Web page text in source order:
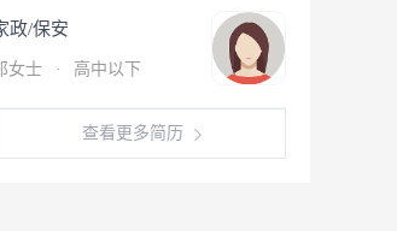
政/保安
女士 · 高中以下
查看更多简历